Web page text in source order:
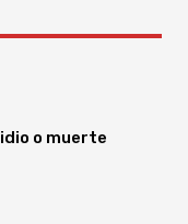
o muerte